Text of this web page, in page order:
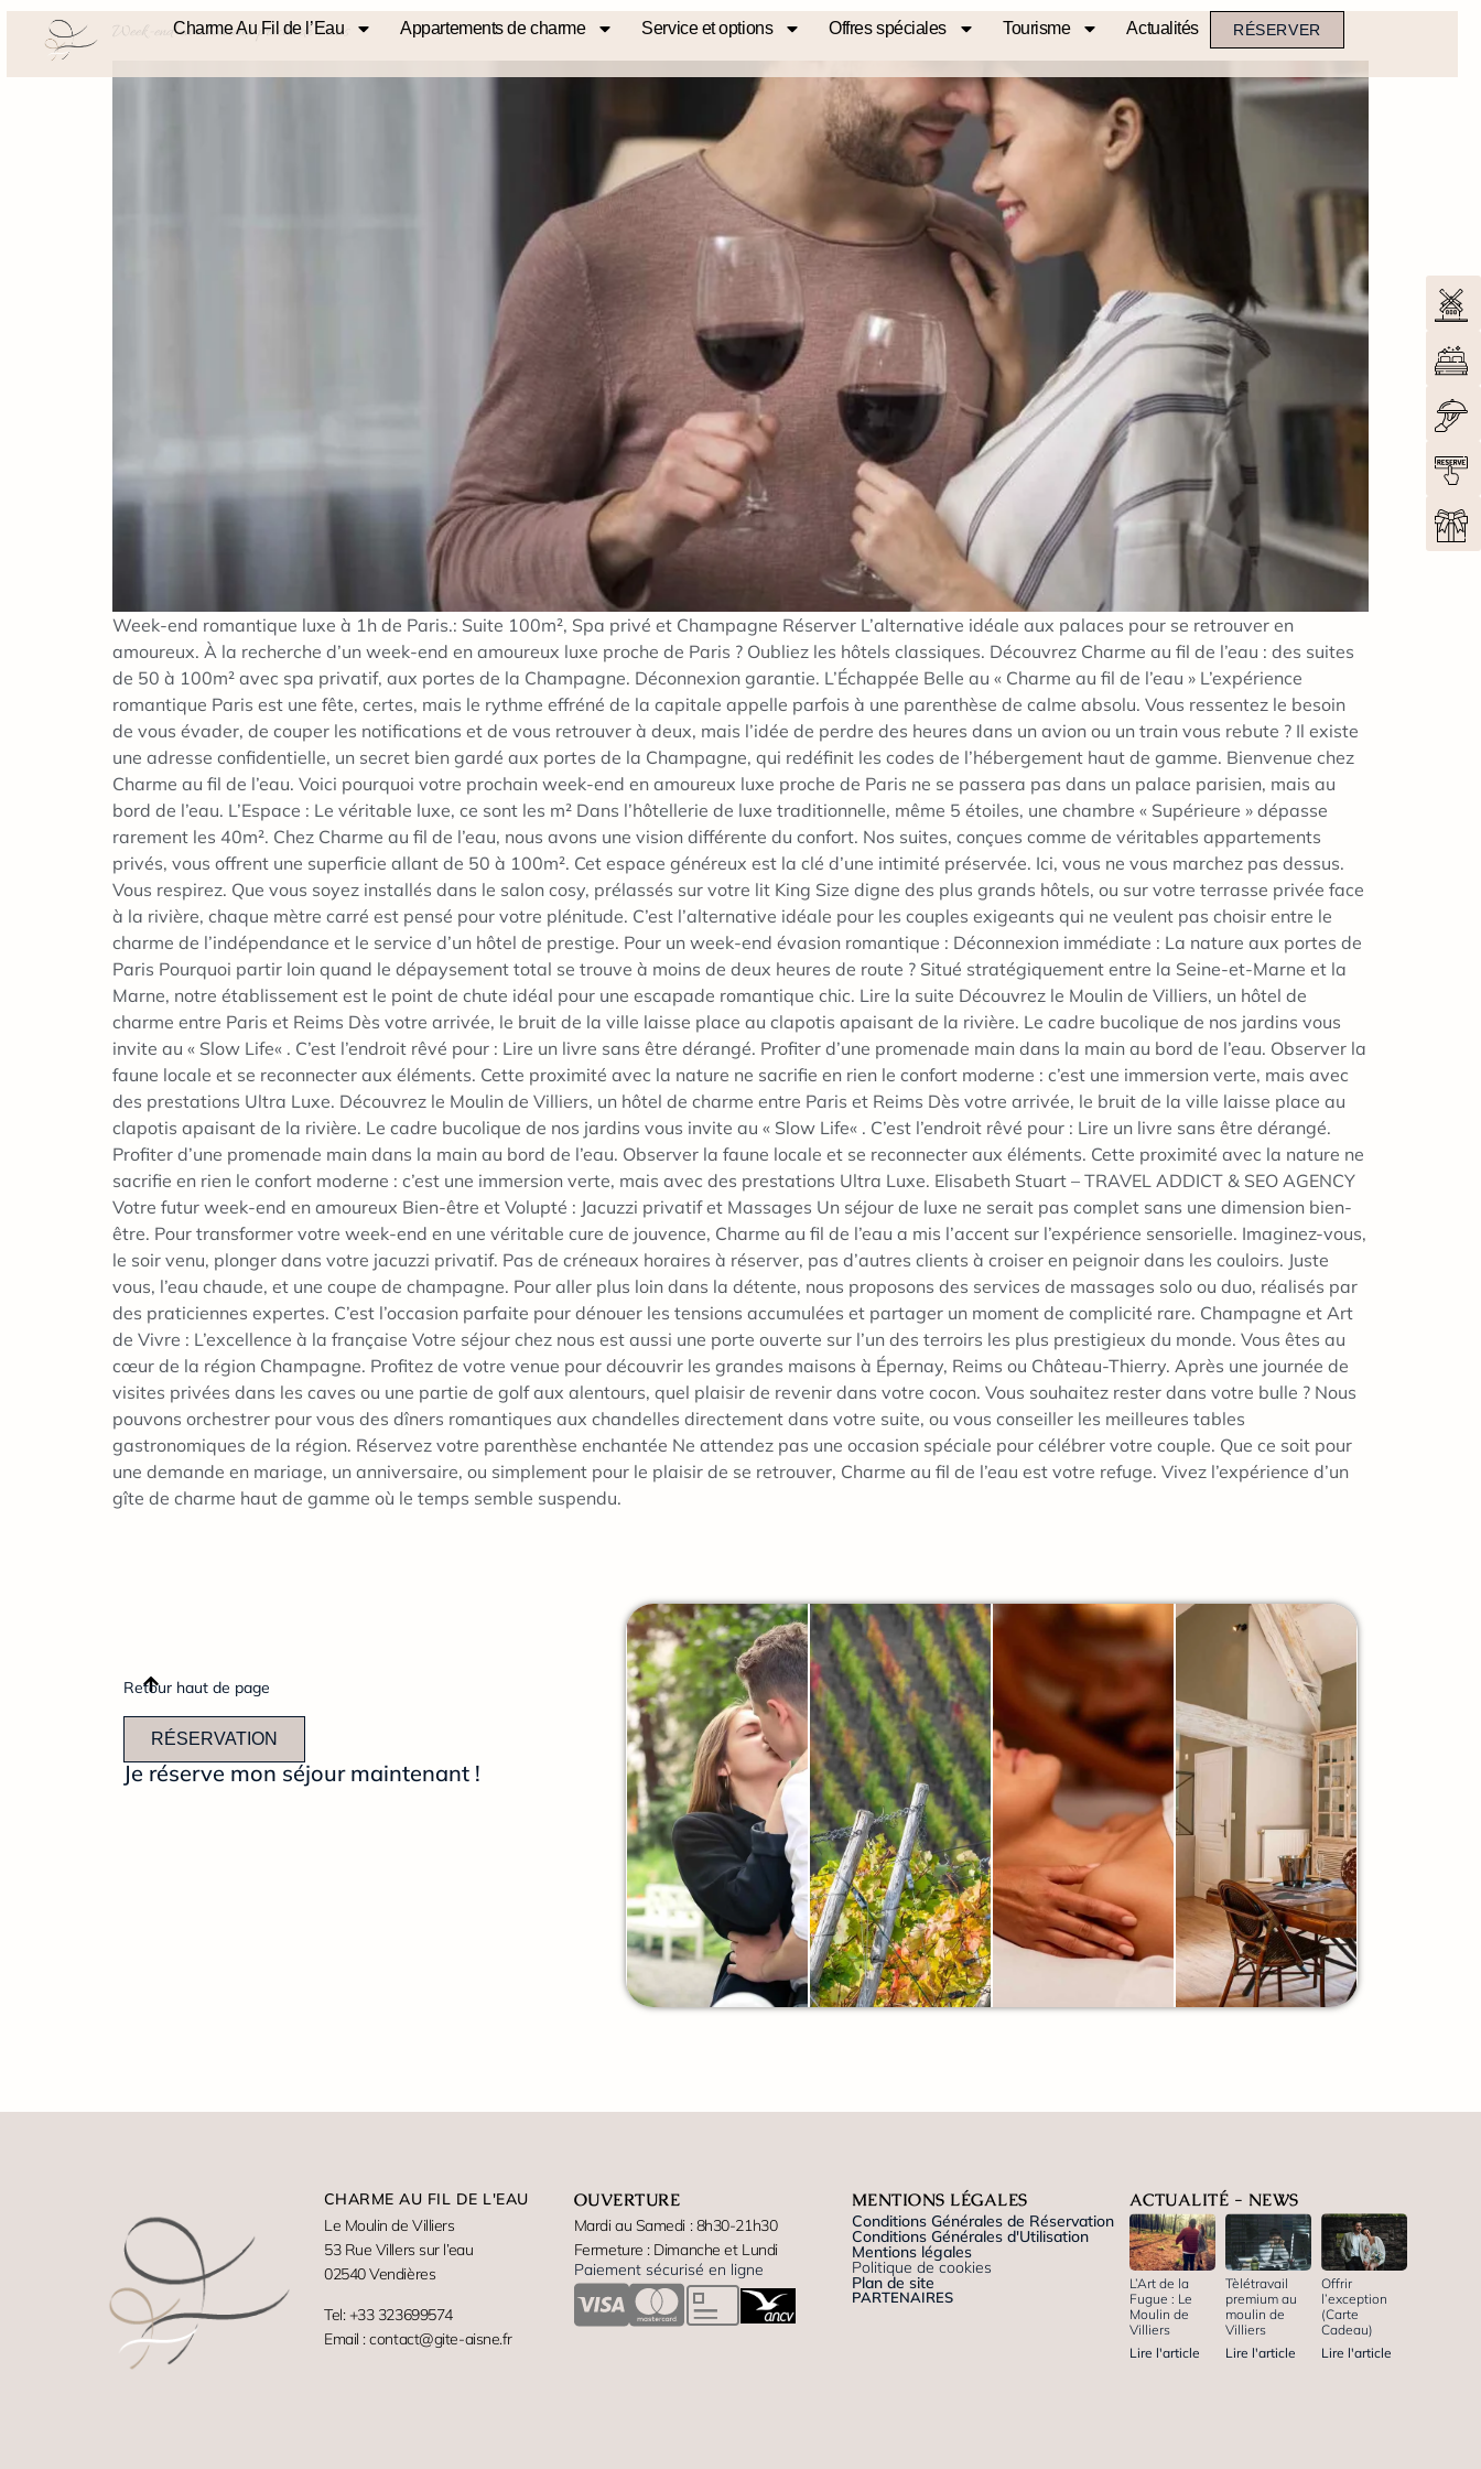
Charme Au Fil de l’Eau Appartements de charme Service et options Offres spéciales Tourisme Actualités RÉSERVER
Week-end en amoureux proche de Paris
Week-end romantique luxe à 1h de Paris.: Suite 100m², Spa privé et Champagne Réserver L’alternative idéale aux palaces pour se retrouver en
amoureux. À la recherche d’un week-end en amoureux luxe proche de Paris ? Oubliez les hôtels classiques. Découvrez Charme au fil de l’eau : des suites
de 50 à 100m² avec spa privatif, aux portes de la Champagne. Déconnexion garantie. L’Échappée Belle au « Charme au fil de l’eau » L’expérience
romantique Paris est une fête, certes, mais le rythme effréné de la capitale appelle parfois à une parenthèse de calme absolu. Vous ressentez le besoin
de vous évader, de couper les notifications et de vous retrouver à deux, mais l’idée de perdre des heures dans un avion ou un train vous rebute ? Il existe
une adresse confidentielle, un secret bien gardé aux portes de la Champagne, qui redéfinit les codes de l’hébergement haut de gamme. Bienvenue chez
Charme au fil de l’eau. Voici pourquoi votre prochain week-end en amoureux luxe proche de Paris ne se passera pas dans un palace parisien, mais au
bord de l’eau. L’Espace : Le véritable luxe, ce sont les m² Dans l’hôtellerie de luxe traditionnelle, même 5 étoiles, une chambre « Supérieure » dépasse
rarement les 40m². Chez Charme au fil de l’eau, nous avons une vision différente du confort. Nos suites, conçues comme de véritables appartements
privés, vous offrent une superficie allant de 50 à 100m². Cet espace généreux est la clé d’une intimité préservée. Ici, vous ne vous marchez pas dessus.
Vous respirez. Que vous soyez installés dans le salon cosy, prélassés sur votre lit King Size digne des plus grands hôtels, ou sur votre terrasse privée face
à la rivière, chaque mètre carré est pensé pour votre plénitude. C’est l’alternative idéale pour les couples exigeants qui ne veulent pas choisir entre le
charme de l’indépendance et le service d’un hôtel de prestige. Pour un week-end évasion romantique : Déconnexion immédiate : La nature aux portes de
Paris Pourquoi partir loin quand le dépaysement total se trouve à moins de deux heures de route ? Situé stratégiquement entre la Seine-et-Marne et la
Marne, notre établissement est le point de chute idéal pour une escapade romantique chic. Lire la suite Découvrez le Moulin de Villiers, un hôtel de
charme entre Paris et Reims Dès votre arrivée, le bruit de la ville laisse place au clapotis apaisant de la rivière. Le cadre bucolique de nos jardins vous
invite au « Slow Life« . C’est l’endroit rêvé pour : Lire un livre sans être dérangé. Profiter d’une promenade main dans la main au bord de l’eau. Observer la
faune locale et se reconnecter aux éléments. Cette proximité avec la nature ne sacrifie en rien le confort moderne : c’est une immersion verte, mais avec
des prestations Ultra Luxe. Découvrez le Moulin de Villiers, un hôtel de charme entre Paris et Reims Dès votre arrivée, le bruit de la ville laisse place au
clapotis apaisant de la rivière. Le cadre bucolique de nos jardins vous invite au « Slow Life« . C’est l’endroit rêvé pour : Lire un livre sans être dérangé.
Profiter d’une promenade main dans la main au bord de l’eau. Observer la faune locale et se reconnecter aux éléments. Cette proximité avec la nature ne
sacrifie en rien le confort moderne : c’est une immersion verte, mais avec des prestations Ultra Luxe. Elisabeth Stuart – TRAVEL ADDICT & SEO AGENCY
Votre futur week-end en amoureux Bien-être et Volupté : Jacuzzi privatif et Massages Un séjour de luxe ne serait pas complet sans une dimension bien-
être. Pour transformer votre week-end en une véritable cure de jouvence, Charme au fil de l’eau a mis l’accent sur l’expérience sensorielle. Imaginez-vous,
le soir venu, plonger dans votre jacuzzi privatif. Pas de créneaux horaires à réserver, pas d’autres clients à croiser en peignoir dans les couloirs. Juste
vous, l’eau chaude, et une coupe de champagne. Pour aller plus loin dans la détente, nous proposons des services de massages solo ou duo, réalisés par
des praticiennes expertes. C’est l’occasion parfaite pour dénouer les tensions accumulées et partager un moment de complicité rare. Champagne et Art
de Vivre : L’excellence à la française Votre séjour chez nous est aussi une porte ouverte sur l’un des terroirs les plus prestigieux du monde. Vous êtes au
cœur de la région Champagne. Profitez de votre venue pour découvrir les grandes maisons à Épernay, Reims ou Château-Thierry. Après une journée de
visites privées dans les caves ou une partie de golf aux alentours, quel plaisir de revenir dans votre cocon. Vous souhaitez rester dans votre bulle ? Nous
pouvons orchestrer pour vous des dîners romantiques aux chandelles directement dans votre suite, ou vous conseiller les meilleures tables
gastronomiques de la région. Réservez votre parenthèse enchantée Ne attendez pas une occasion spéciale pour célébrer votre couple. Que ce soit pour
une demande en mariage, un anniversaire, ou simplement pour le plaisir de se retrouver, Charme au fil de l’eau est votre refuge. Vivez l’expérience d’un
gîte de charme haut de gamme où le temps semble suspendu.
Retour haut de page
RÉSERVATION
Je réserve mon séjour maintenant !
CHARME AU FIL DE L'EAU
Le Moulin de Villiers
53 Rue Villers sur l’eau
02540 Vendières
Tel: +33 323699574
Email : contact@gite-aisne.fr
OUVERTURE
Mardi au Samedi : 8h30-21h30
Fermeture : Dimanche et Lundi
Paiement sécurisé en ligne
MENTIONS LÉGALES
Conditions Générales de Réservation
Conditions Générales d'Utilisation
Mentions légales
Politique de cookies
Plan de site
PARTENAIRES
ACTUALITÉ - NEWS
L’Art de la
Fugue : Le
Moulin de
Villiers
Lire l'article
Tèlétravail
premium au
moulin de
Villiers
Lire l'article
Offrir
l’exception
(Carte
Cadeau)
Lire l'article